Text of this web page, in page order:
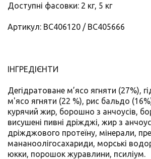
Доступні фасовки: 2 кг, 5 кг
Артикул: BC406120 / BC405666
ІНГРЕДІЄНТИ
Дегідратоване м’ясо ягняти (27%),
м'ясо ягняти (22 %), рис бальдо
курячий жир, борошно з анчоусів,
висушені пивні дріжджі, жир з
дріжджового протеїну, мінерали,
мананоолігосахариди, морські
юкки, порошок журавлини, псиліум.